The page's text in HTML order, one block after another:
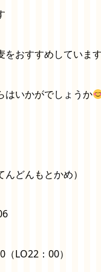
をおすすめしていま
はいかがでしょうか
んもとかめ）
：00）